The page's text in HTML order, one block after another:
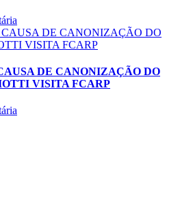
DE CANONIZAÇÃO DO
VISITA FCARP